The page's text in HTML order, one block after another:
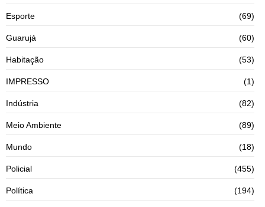
Esporte (69)
Guarujá (60)
Habitação (53)
IMPRESSO (1)
Indústria (82)
Meio Ambiente (89)
Mundo (18)
Policial (455)
Política (194)